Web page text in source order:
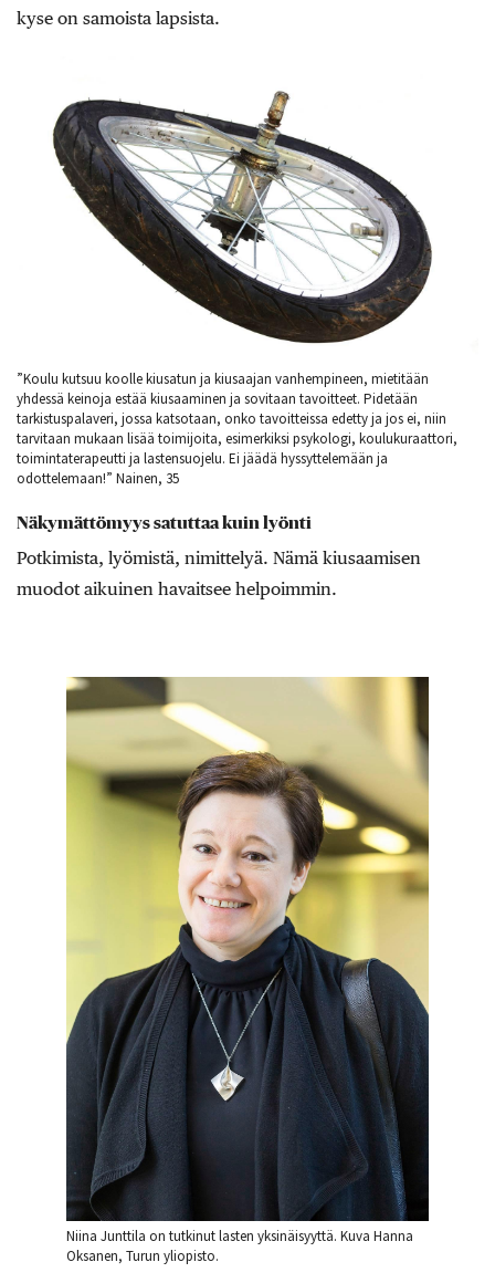
kyse on samoista lapsista.
”Koulu kutsuu koolle kiusatun ja kiusaajan vanhempineen, mietitään
yhdessä keinoja estää kiusaaminen ja sovitaan tavoitteet. Pidetään
tarkistuspalaveri, jossa katsotaan, onko tavoitteissa edetty ja jos ei, niin
tarvitaan mukaan lisää toimijoita, esimerkiksi psykologi, koulukuraattori,
toimintaterapeutti ja lastensuojelu. Ei jäädä hyssyttelemään ja
odottelemaan!” Nainen, 35
Näkymättömyys satuttaa kuin lyönti
Potkimista, lyömistä, nimittelyä. Nämä kiusaamisen
muodot aikuinen havaitsee helpoimmin.
Niina Junttila on tutkinut lasten yksinäisyyttä. Kuva Hanna
Oksanen, Turun yliopisto.